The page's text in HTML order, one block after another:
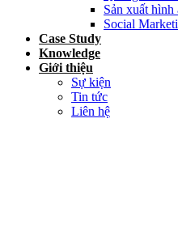
Sản xuất
Social
Case Study
Knowledge
Giới thiệu
Sự kiện
Tin tức
Liên hệ